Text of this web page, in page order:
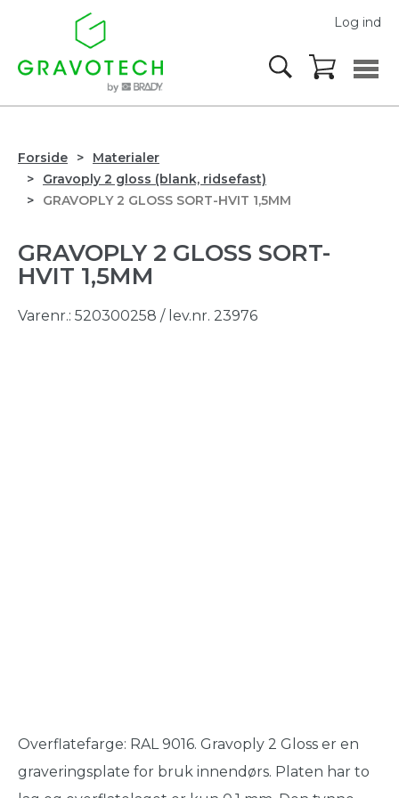
Log ind
Forside
Materialer
Gravoply 2 gloss (blank, ridsefast)
GRAVOPLY 2 GLOSS SORT-HVIT 1,5MM
GRAVOPLY 2 GLOSS SORT-
HVIT 1,5MM
Varenr.: 520300258 / lev.nr. 23976
Overflatefarge: RAL 9016. Gravoply 2 Gloss er en
graveringsplate for bruk innendørs. Platen har to